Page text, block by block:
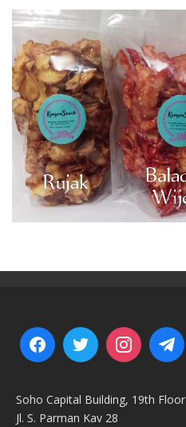
Soho Capital Building, 19th Floor
Jl. S. Parman Kav 28